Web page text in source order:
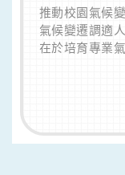
推動校園氣候
氣候變遷調適
在於培育專業
知識與素養，
候變遷專業人
人才培育工作